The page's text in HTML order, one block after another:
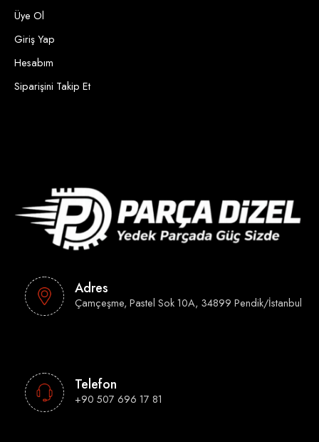
Üye Ol
Giriş Yap
Hesabım
Siparişini Takip Et
Adres
Çamçeşme, Pastel Sok 10A, 34899 Pendik/İstanbul
Telefon
+90 507 696 17 81